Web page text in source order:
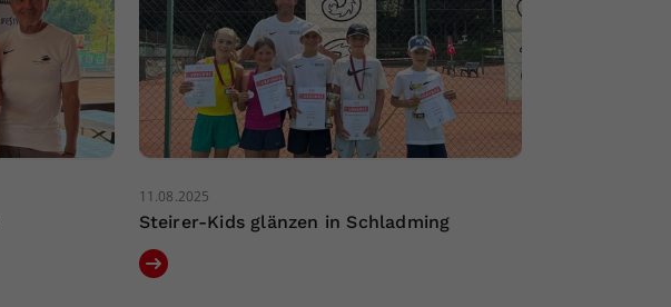
11.08.2025
Steirer-Kids glänzen in Schladming